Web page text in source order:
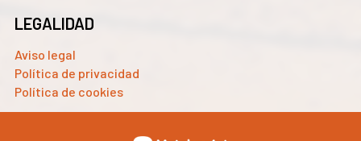
LEGALIDAD
Aviso legal
Política de privacidad
Política de cookies